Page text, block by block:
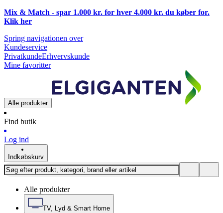
Mix & Match - spar 1.000 kr. for hver 4.000 kr. du køber for.
Klik her
Spring navigationen over
Kundeservice
PrivatkundeErhvervskunde
Mine favoritter
Alle produkter
Find butik
Log ind
Indkøbskurv
Alle produkter
TV, Lyd & Smart Home